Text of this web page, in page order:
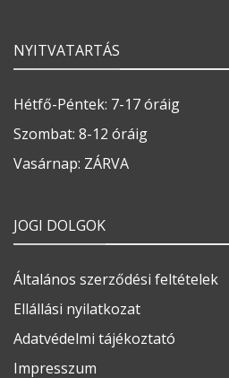
NYITVATARTÁS
Hétfő-Péntek: 7-17 óráig
Szombat: 8-12 óráig
Vasárnap: ZÁRVA
JOGI DOLGOK
Általános szerződési feltételek
Ellállási nyilatkozat
Adatvédelmi tájékoztató
Impresszum